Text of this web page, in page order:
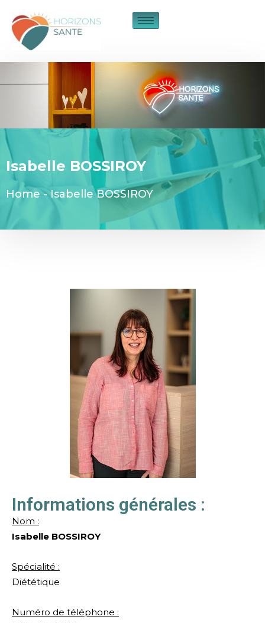
Isabelle BOSSIROY
Home - Isabelle BOSSIROY
Informations générales :
Nom :
Isabelle BOSSIROY
Spécialité :
Diététique
Numéro de téléphone :